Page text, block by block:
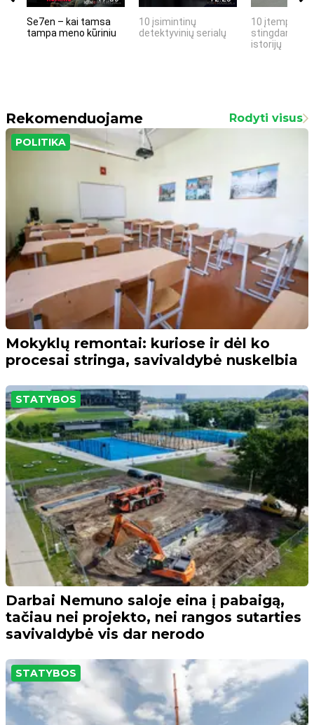
Se7en – kai tamsa
tampa meno kūriniu
10 įsimintinų
detektyvinių serialų
10 įtemptų,
stingdančių
istorijų
Rekomenduojame Rodyti visus
POLITIKA
Mokyklų remontai: kuriose ir dėl ko
procesai stringa, savivaldybė nuskelbia
STATYBOS
Darbai Nemuno saloje eina į pabaigą,
tačiau nei projekto, nei rangos sutarties
savivaldybė vis dar nerodo
STATYBOS